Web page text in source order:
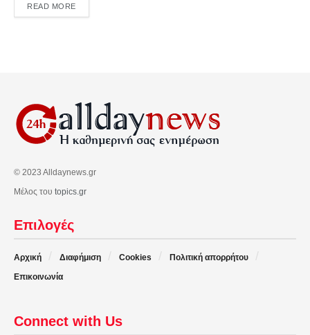
READ MOREDETAILS
© 2023 Alldaynews.gr
Μέλος του topics.gr
Επιλογές
Αρχική Διαφήμιση Cookies
Πολιτική απορρήτου
Επικοινωνία
Connect with Us